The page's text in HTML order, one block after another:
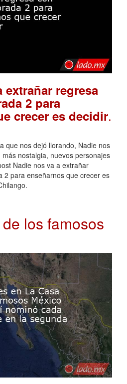
extrañar regresa
2 para
crecer es decidir.
que nos dejó llorando, Nadie nos
nostalgia, nuevos personajes
Nadie nos va a extrañar
2 para enseñarnos que crecer es
los famosos